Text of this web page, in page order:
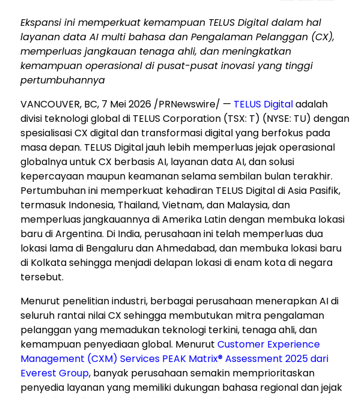
Ekspansi ini memperkuat kemampuan TELUS Digital dalam hal
layanan data AI multi bahasa dan Pengalaman Pelanggan (CX),
memperluas jangkauan tenaga ahli, dan meningkatkan
kemampuan operasional di pusat-pusat inovasi yang tinggi
pertumbuhannya
VANCOUVER, BC, 7 Mei 2026 /PRNewswire/ — TELUS Digitaladalah
divisi teknologi global di TELUS Corporation (TSX: T) (NYSE: TU) dengan
spesialisasi CX digital dan transformasi digital yang berfokus pada
masa depan. TELUS Digital jauh lebih memperluas jejak operasional
globalnya untuk CX berbasis AI, layanan data AI, dan solusi
kepercayaan maupun keamanan selama sembilan bulan terakhir.
Pertumbuhan ini memperkuat kehadiran TELUS Digital di Asia Pasifik,
termasuk Indonesia, Thailand, Vietnam, dan Malaysia, dan
memperluas jangkauannya di Amerika Latin dengan membuka lokasi
baru di Argentina. Di India, perusahaan ini telah memperluas dua
lokasi lama di Bengaluru dan Ahmedabad, dan membuka lokasi baru
di Kolkata sehingga menjadi delapan lokasi di enam kota di negara
tersebut.
Menurut penelitian industri, berbagai perusahaan menerapkan AI di
seluruh rantai nilai CX sehingga membutukan mitra pengalaman
pelanggan yang memadukan teknologi terkini, tenaga ahli, dan
kemampuan penyediaan global. Menurut Customer Experience
Management (CXM) Services PEAK Matrix® Assessment 2025 dari
Everest Group, banyak perusahaan semakin memprioritaskan
penyedia layanan yang memiliki dukungan bahasa regional dan jejak